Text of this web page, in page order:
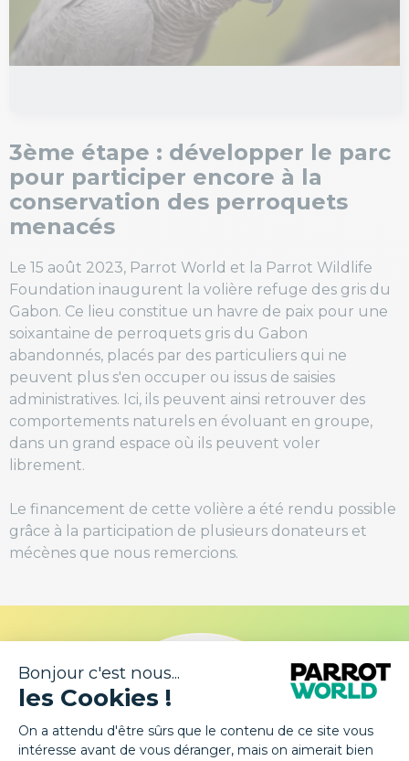
3ème étape : développer le parc
pour participer encore à la
conservation des perroquets
menacés
Le 15 août 2023, Parrot World et la Parrot Wildlife
Foundation inaugurent la volière refuge des gris du
Gabon. Ce lieu constitue un havre de paix pour une
soixantaine de perroquets gris du Gabon
abandonnés, placés par des particuliers qui ne
peuvent plus s'en occuper ou issus de saisies
administratives. Ici, ils peuvent ainsi retrouver des
comportements naturels en évoluant en groupe,
dans un grand espace où ils peuvent voler
librement.
Le financement de cette volière a été rendu possible
grâce à la participation de plusieurs donateurs et
mécènes que nous remercions.